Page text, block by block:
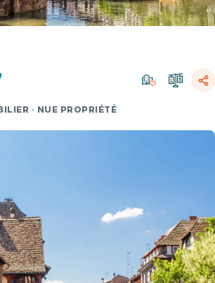
· NUE PROPRIÉTÉ